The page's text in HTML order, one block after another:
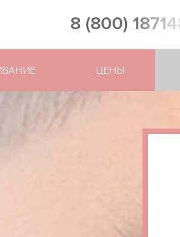
8 (800)
ЦЕНЫ